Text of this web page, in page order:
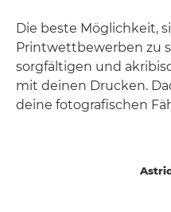
Die beste Möglichkeit,
Printwettbewerben zu
sorgfältigen und
mit deinen Drucken.
deine fotografischen